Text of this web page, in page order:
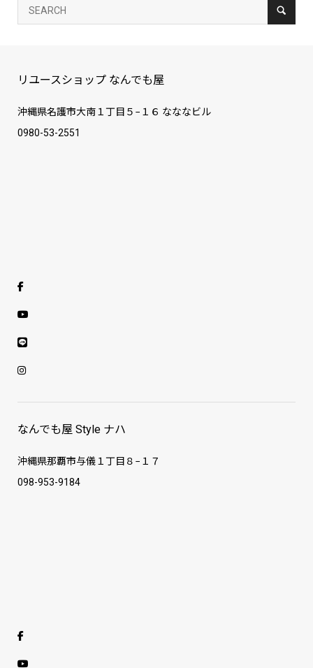
リユースショップ なんでも屋
沖縄県名護市大南１丁目５−１６ なななビル
0980-53-2551
なんでも屋 Style ナハ
沖縄県那覇市与儀１丁目８−１７
098-953-9184